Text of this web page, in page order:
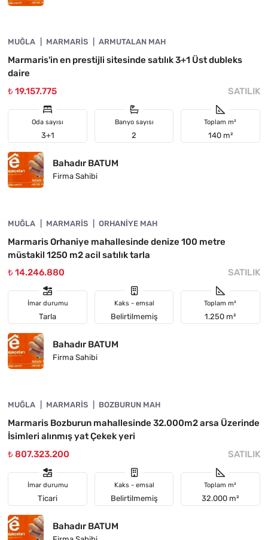
YATIRIMA UYGUN
MUĞLA MARMARIS ARMUTALAN MAH
Marmaris'in en prestijli sitesinde satılık 3+1 Üst dubleks
daire
₺ 19.157.775
SATILIK
Oda sayısı
3+1
Banyo sayısı
2
Toplam m²
140 m²
Bahadır BATUM
Firma Sahibi
ACIL
MUĞLA MARMARIS ORHANIYE MAH
Marmaris Orhaniye mahallesinde denize 100 metre
müstakil 1250 m2 acil satılık tarla
₺ 14.246.880
SATILIK
İmar durumu
Tarla
Kaks - emsal
Belirtilmemiş
Toplam m²
1.250 m²
Bahadır BATUM
Firma Sahibi
YATIRIMA UYGUN
MUĞLA MARMARIS BOZBURUN MAH
Marmaris Bozburun mahallesinde 32.000m2 arsa Üzerinde
İsimleri alınmış yat Çekek yeri
₺ 807.323.200
SATILIK
İmar durumu
Ticari
Kaks - emsal
Belirtilmemiş
Toplam m²
32.000 m²
Bahadır BATUM